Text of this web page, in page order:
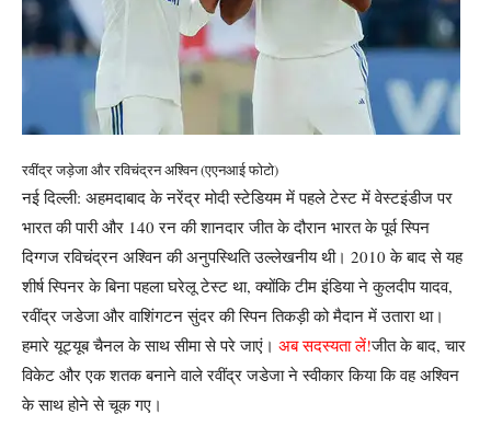
रवींद्र जड़ेजा और रविचंद्रन अश्विन (एएनआई फोटो)
नई दिल्ली: अहमदाबाद के नरेंद्र मोदी स्टेडियम में पहले टेस्ट में वेस्टइंडीज पर
भारत की पारी और 140 रन की शानदार जीत के दौरान भारत के पूर्व स्पिन
दिग्गज रविचंद्रन अश्विन की अनुपस्थिति उल्लेखनीय थी। 2010 के बाद से यह
शीर्ष स्पिनर के बिना पहला घरेलू टेस्ट था, क्योंकि टीम इंडिया ने कुलदीप यादव,
रवींद्र जडेजा और वाशिंगटन सुंदर की स्पिन तिकड़ी को मैदान में उतारा था।
हमारे यूट्यूब चैनल के साथ सीमा से परे जाएं। अब सदस्यता लें!जीत के बाद, चार
विकेट और एक शतक बनाने वाले रवींद्र जडेजा ने स्वीकार किया कि वह अश्विन
के साथ होने से चूक गए।